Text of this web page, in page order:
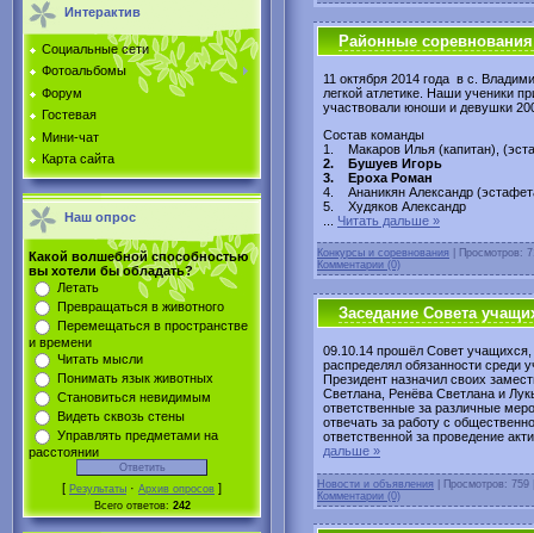
Интерактив
Социальные сети
Фотоальбомы
Форум
Гостевая
Мини-чат
Карта сайта
Наш опрос
Какой волшебной способностью
вы хотели бы обладать?
Летать
Превращаться в животного
Перемещаться в пространстве
и времени
Читать мысли
Понимать язык животных
Становиться невидимым
Видеть сквозь стены
Управлять предметами на
расстоянии
[ Результаты · Архив опросов ]
Всего ответов: 242
Районные соревнования
11 октября 2014 года в с.
легкой атлетике. Наши ученики
участвовали юноши и девушки
Состав команды
1. Макаров Илья (капитан),
2. Бушуев Игорь
3. Ероха Роман
4. Ананикян Александр
5. Худяков Александр
Читать дальше »
Конкурсы и соревнования | Просмотров:
Комментарии (0)
Заседание Совета
09.10.14 прошёл Совет
распределял обязанности среди
Президент назначил своих
Светлана, Ренёва Светлана и
ответственные за различные
отвечать за работу с
ответственной за проведение
дальше »
Новости и объявления | Просмотров:
Комментарии (0)